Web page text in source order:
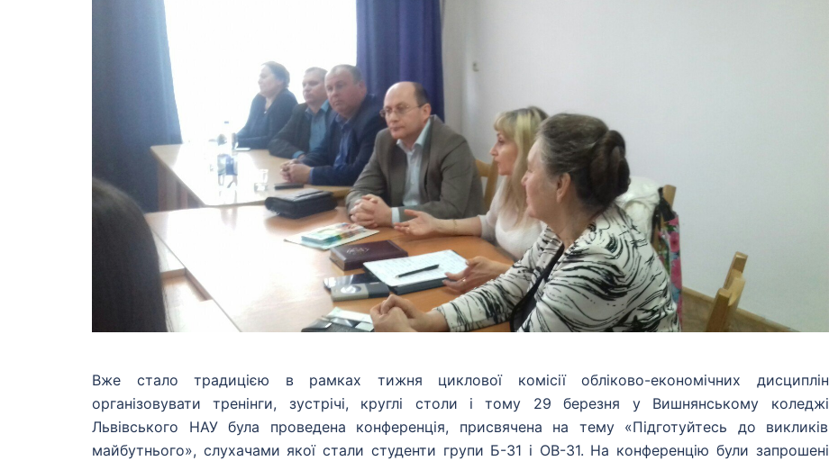
Вже стало традицією в рамках тижня циклової комісії обліково-економічних дисциплін
організовувати тренінги, зустрічі, круглі столи і тому 29 березня у Вишнянському коледжі
Львівського НАУ була проведена конференція, присвячена на тему «Підготуйтесь до викликів
майбутнього», слухачами якої стали студенти групи Б-31 і ОВ-31. На конференцію були запрошені